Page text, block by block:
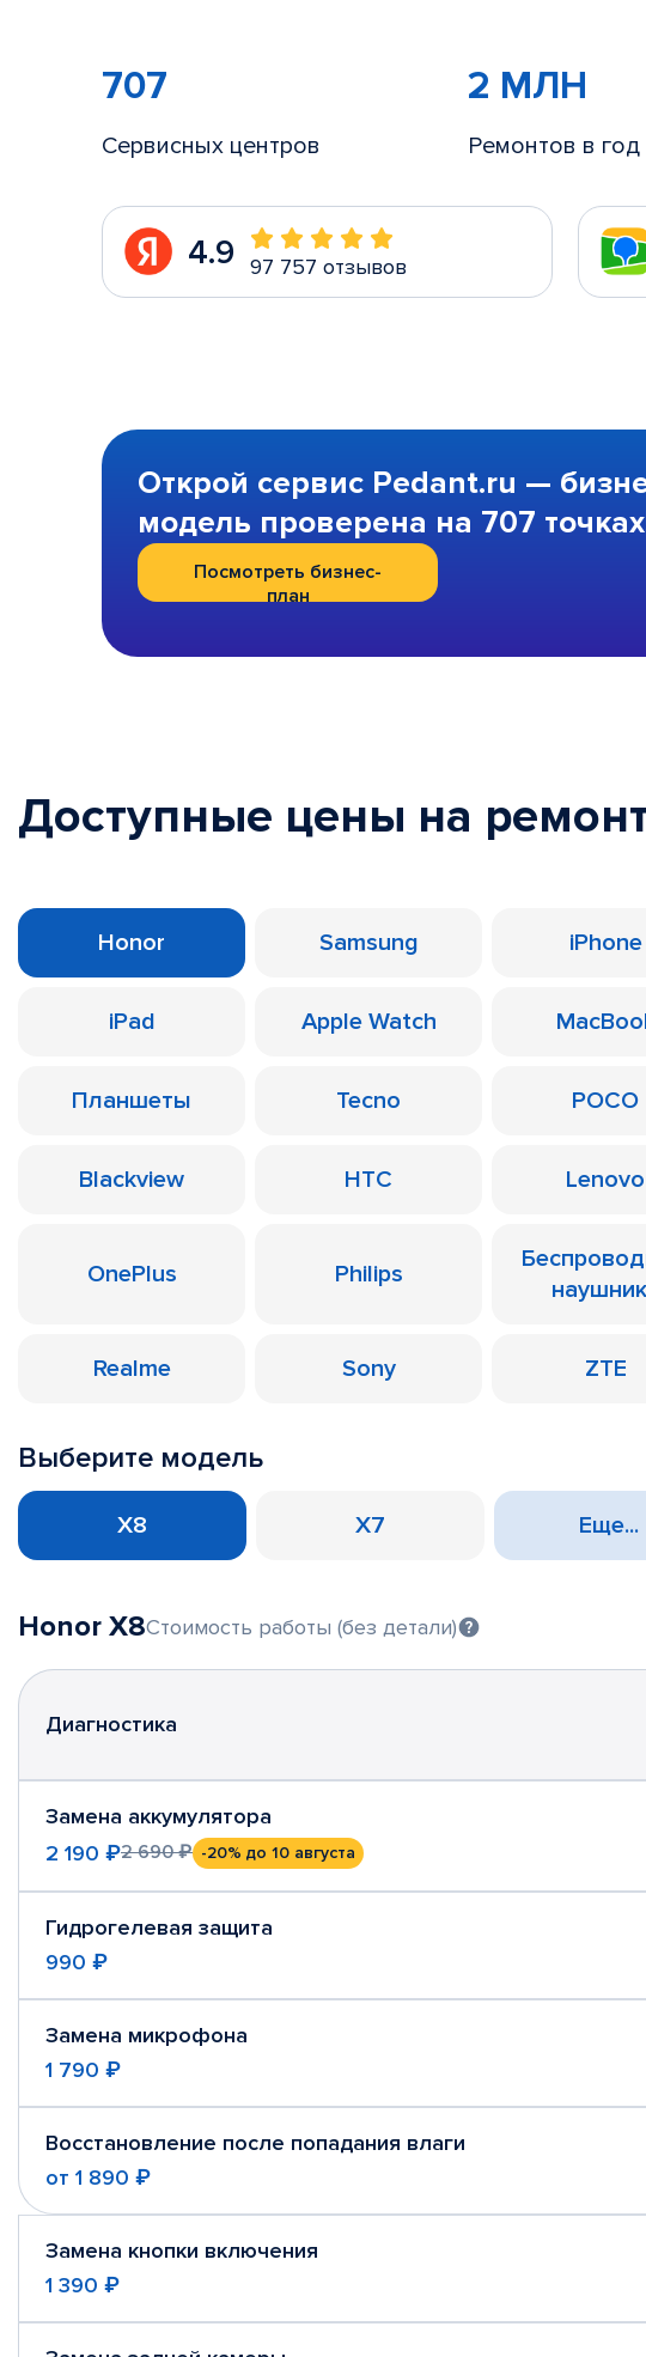
707
Сервисных центров
2 МЛН
Ремонтов в год
4.9 97 757 отзывов
Открой сервис Pedant.ru —
модель проверена на 707
Посмотреть бизнес-
план
Доступные цены на
Honor Samsung iPhone
iPad Apple Watch
Планшеты Tecno POCO
Blackview HTC Lenovo
OnePlus Philips
Realme Sony ZTE
Выберите модель
X8 X7 Еще...
Honor X8Стоимость работы (без детали)
Диагностика
Замена аккумулятора
2 190 ₽2 690 ₽ -20% до 10 августа
Гидрогелевая защита
990 ₽
Замена микрофона
1 790 ₽
Восстановление после попадания влаги
от 1 890 ₽
Замена кнопки включения
1 390 ₽